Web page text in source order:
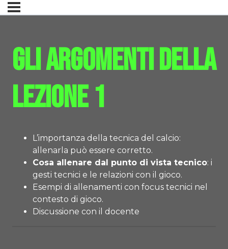
Gli argomenti della
lezione 1
L’importanza della tecnica del calcio:
allenarla può essere corretto.
Cosa allenare dal punto di vista tecnico: i
gesti tecnici e le relazioni con il gioco.
Esempi di allenamenti con focus tecnici nel
contesto di gioco.
Discussione con il docente